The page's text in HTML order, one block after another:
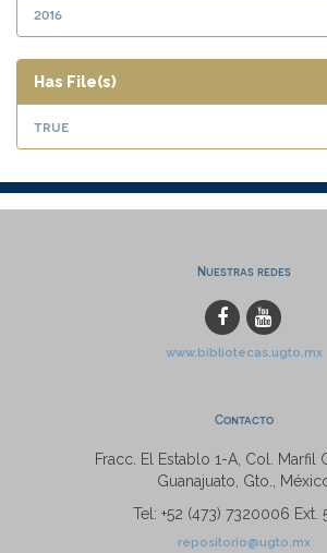
2016
Has File(s)
true
Nuestras redes
www.bibliotecas.ugto.mx
Contacto
Fracc. El Establo 1-A, Col. Marfil
Guanajuato, Gto.,
Tel: +52 (473) 7320006 Ext.
repositorio@ugto.mx